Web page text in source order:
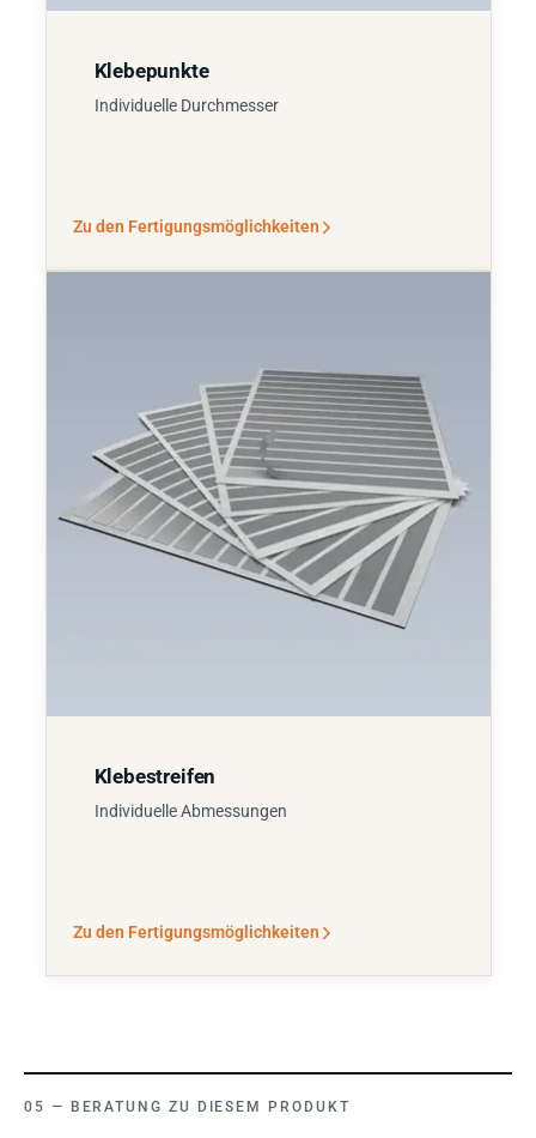
Klebepunkte
Individuelle Durchmesser
Zu den Fertigungsmöglichkeiten
Klebestreifen
Individuelle Abmessungen
Zu den Fertigungsmöglichkeiten
BERATUNG ZU DIESEM PRODUKT